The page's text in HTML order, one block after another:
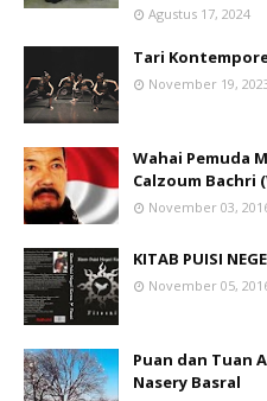
Agustus 17, 2024
Tari
November 19,
Wahai Pemuda
Calzoum Bachri
November 03,
KITAB PUISI
November 05,
Puan dan Tuan
Nasery Basral